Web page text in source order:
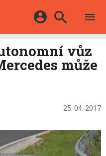
vůz
může
25. 04. 2017